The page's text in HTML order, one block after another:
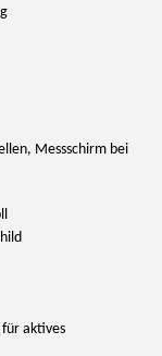
Messschirm bei
aktives